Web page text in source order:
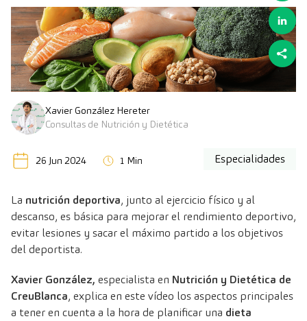
Xavier González Hereter
Consultas de Nutrición y Dietética
26 Jun 2024 1 Min Especialidades
La nutrición deportiva, junto al ejercicio físico y al
descanso, es básica para mejorar el rendimiento deportivo,
evitar lesiones y sacar el máximo partido a los objetivos
del deportista.
Xavier González, especialista en Nutrición y Dietética de
CreuBlanca, explica en este vídeo los aspectos principales
a tener en cuenta a la hora de planificar una dieta